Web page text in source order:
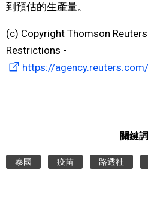
家庭
醫療健康
語言
到預估的生產量。
(c) Copyright Thomson
Restrictions -
https://
關鍵詞
泰國 疫苗 路透社